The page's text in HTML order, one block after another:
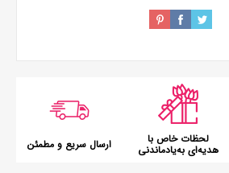
لحظات خاص با
هدیه‌ای به‌یادماندنی ارسال سریع و مطمئن